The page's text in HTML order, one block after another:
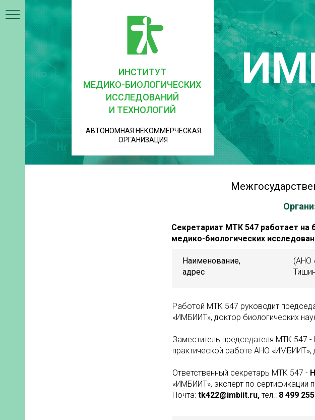
+7(499)
+7(499)
АВТОНОМНАЯ НЕКОММЕРЧЕСКАЯ
ОРГАНИЗАЦИЯ
ИНСТИТУТ
МЕДИКО-БИОЛОГИЧЕСКИХ
ИССЛЕДОВАНИЙ
И ТЕХНОЛОГИЙ
Наименование,
адрес
(АНО
Работой МТК 547 руководит
«ИМБИИТ», доктор биологических
Заместитель председателя МТК 547 -
практической работе АНО «ИМБИИТ»,
Ответственный секретарь МТК 547 -
«ИМБИИТ», эксперт по сертификации
Почта: tk422@imbiit.ru, тел.: 8 499
Секретариат МТК 547 работает на
медико-биологических